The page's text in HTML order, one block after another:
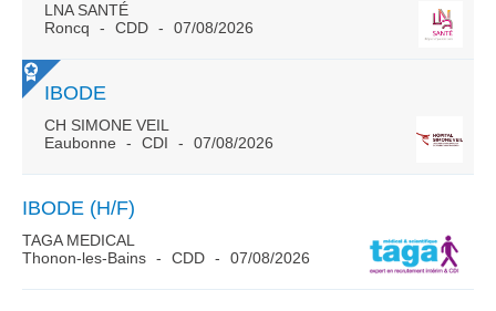
LNA SANTÉ
Roncq
CDD 07/08/2026
IBODE
CH SIMONE VEIL
Eaubonne
CDI 07/08/2026
IBODE (H/F)
TAGA MEDICAL
Thonon-les-Bains
CDD 07/08/2026